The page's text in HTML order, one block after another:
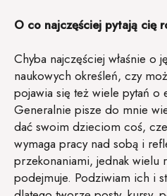
O co najczęściej pytają cię
Chyba najczęściej właśnie o
naukowych określeń, czy
pojawia się też wiele pytań o
Generalnie pisze do mnie
dać swoim dzieciom coś,
wymaga pracy nad sobą i
przekonaniami, jednak wielu
podejmuje. Podziwiam ich i